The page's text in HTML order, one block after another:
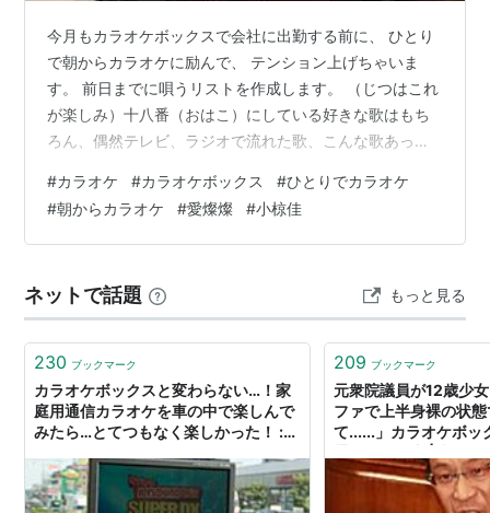
今月もカラオケボックスで会社に出勤する前に、 ひとり
で朝からカラオケに励んで、 テンション上げちゃいま
す。 前日までに唄うリストを作成します。 （じつはこれ
が楽しみ）十八番（おはこ）にしている好きな歌はもち
ろん、偶然テレビ、ラジオで流れた歌、こんな歌あった
という歌まで自分だけの世界・自分だけのワンマンショ
ーにでもなるひとりだけのカラオケボックスですから、
テンションあげてノリノリ気分で臨みます。 今日唄って
ですが、作詞作曲された小椋佳さんの歌う姿も渋くて
ね・・・言葉を一語一語かみしめながら大事に大…
#カラオケ #カラオケボックス #ひとりでカラオケ
#朝からカラオケ #愛燦燦 #小椋佳
ネットで話題 もっと見る
230 ブックマーク
カラオケボックスと変わらない…！家
庭用通信カラオケを車の中で楽しんで
みたら…とてつもなく楽しかった！ :
209 ブックマーク
元衆院議員が12歳少
ファで上半身裸の状
て......」カラオケボッ